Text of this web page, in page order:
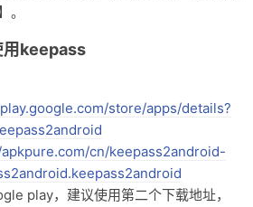
。
用keepass
store/apps/details?
cn/keepass2android-
play，建议使用第二个下载地址，